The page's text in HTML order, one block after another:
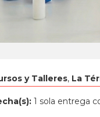
y Talleres, La
1 sola entrega